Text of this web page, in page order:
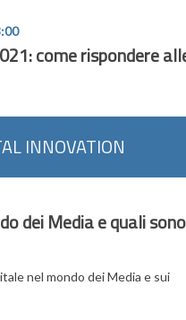
come rispondere
INNOVATION
dei Media e quali
nel mondo dei Media e sui